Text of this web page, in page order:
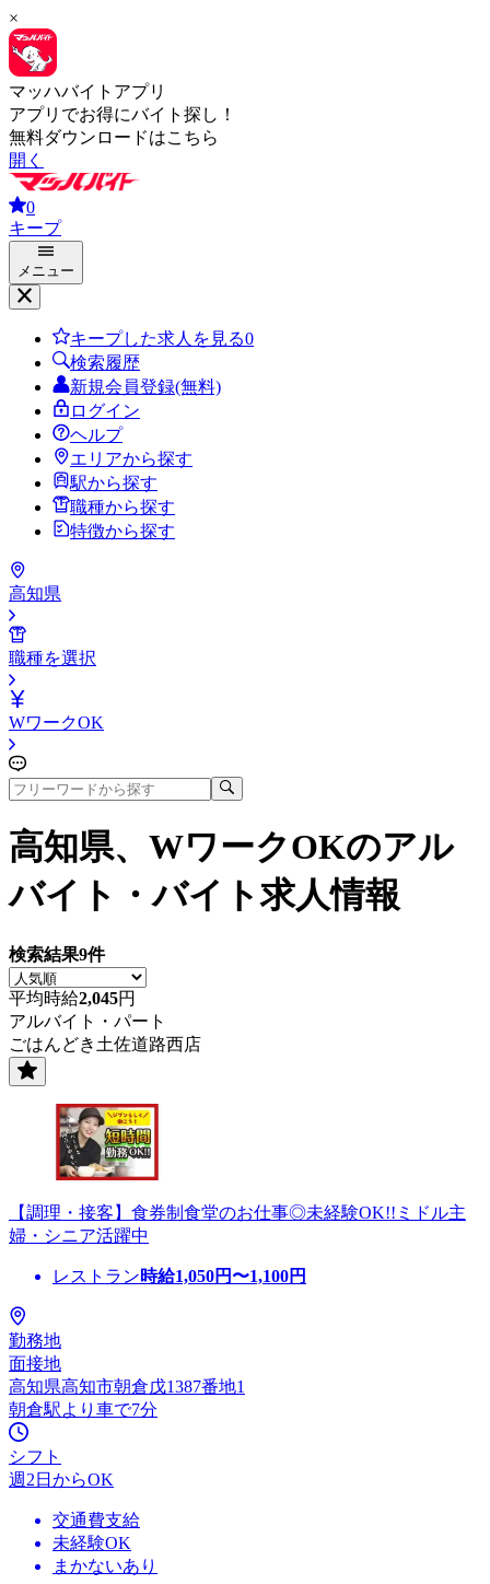
×
マッハバイトアプリ
アプリでお得にバイト探し！
無料ダウンロードはこちら
開く
0
キープ
メニュー
キープした求人を見る0
検索履歴
新規会員登録(無料)
ログイン
ヘルプ
エリアから探す
駅から探す
職種から探す
特徴から探す
高知県
職種を選択
WワークOK
高知県、WワークOKのアル
バイト・バイト求人情報
検索結果9件
平均時給2,045円
アルバイト・パート
ごはんどき土佐道路西店
【調理・接客】食券制食堂のお仕事◎未経験OK!!ミドル主
婦・シニア活躍中
レストラン時給1,050円〜1,100円
勤務地
面接地
高知県高知市朝倉戊1387番地1
朝倉駅より車で7分
シフト
週2日からOK
交通費支給
未経験OK
まかないあり